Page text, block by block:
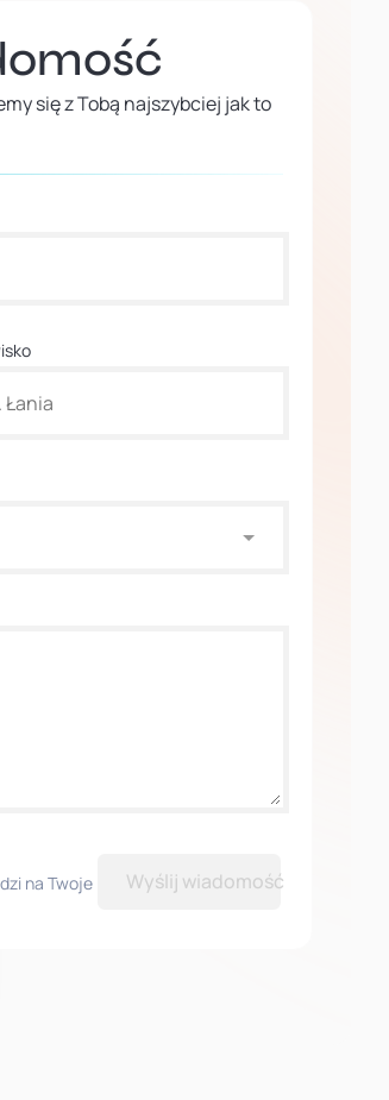
się z Tobą najszybciej jak to
na Twoje
Wyślij wiadomość